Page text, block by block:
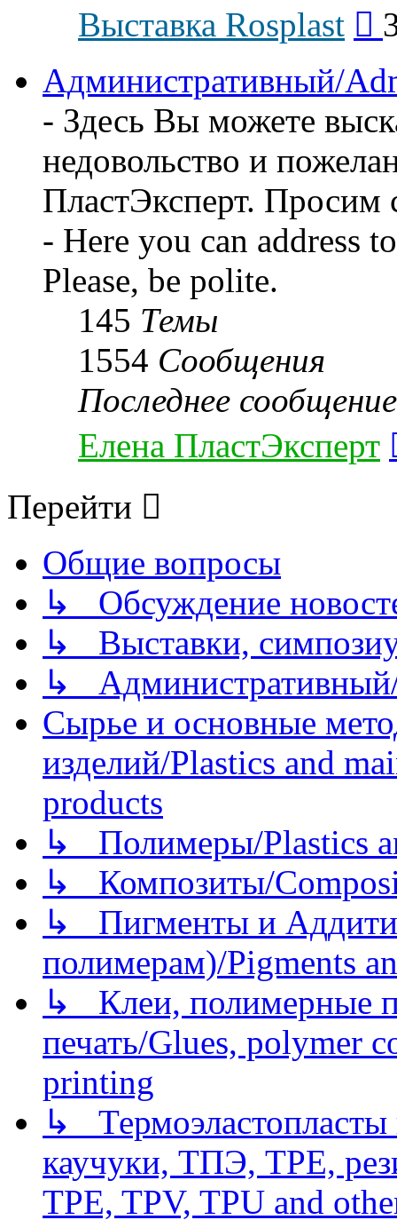
Выставка Rosplast
Административный/
- Здесь Вы можете
недовольство и
ПластЭксперт. Просим
- Here you can address
Please, be polite.
145 Темы
1554 Сообщения
Последнее сообщение
Елена ПластЭксперт
Перейти
Общие вопросы
↳ Обсуждение
↳ Выставки,
↳
Сырье и основные
изделий/Plastics and
products
↳ Полимеры/Plastics
↳ Композиты/
↳ Пигменты и
полимерам)/Pigments
↳ Клеи, полимерные
печать/Glues, polymer
printing
↳
каучуки, ТПЭ, TPE,
TPE, TPV, TPU and